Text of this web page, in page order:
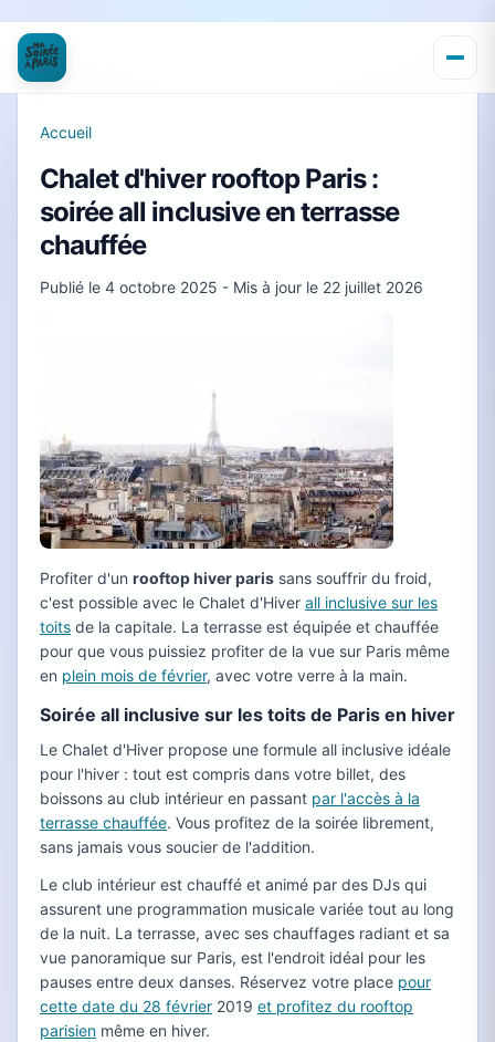
Accueil
Chalet d'hiver rooftop Paris :
soirée all inclusive en terrasse
chauffée
Publié le 4 octobre 2025 - Mis à jour le 22 juillet 2026
Profiter d'un rooftop hiver paris sans souffrir du froid,
c'est possible avec le Chalet d'Hiver all inclusive sur les
toits de la capitale. La terrasse est équipée et chauffée
pour que vous puissiez profiter de la vue sur Paris même
en plein mois de février, avec votre verre à la main.
Soirée all inclusive sur les toits de Paris en hiver
Le Chalet d'Hiver propose une formule all inclusive idéale
pour l'hiver : tout est compris dans votre billet, des
boissons au club intérieur en passant par l'accès à la
terrasse chauffée. Vous profitez de la soirée librement,
sans jamais vous soucier de l'addition.
Le club intérieur est chauffé et animé par des DJs qui
assurent une programmation musicale variée tout au long
de la nuit. La terrasse, avec ses chauffages radiant et sa
vue panoramique sur Paris, est l'endroit idéal pour les
pauses entre deux danses. Réservez votre place pour
cette date du 28 février 2019 et profitez du rooftop
parisien même en hiver.